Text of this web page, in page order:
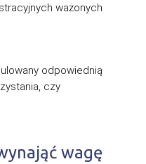
ważonych
odpowiednią
czy
wagę